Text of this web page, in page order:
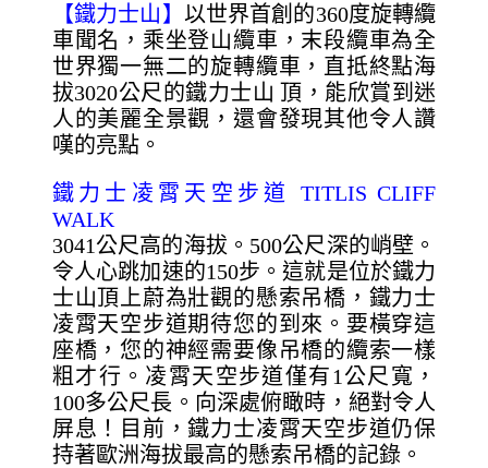
【鐵力士山】 以世界首創的360度旋轉纜
車聞名，乘坐登山纜車，末段纜車為全
世界獨一無二的旋轉纜車，直抵終點海
拔3020公尺的鐵力士山 頂，能欣賞到迷
人的美麗全景觀，還會發現其他令人讚
嘆的亮點。
鐵力士凌霄天空步道 TITLIS CLIFF
WALK
3041公尺高的海拔。500公尺深的峭壁。
令人心跳加速的150步。這就是位於鐵力
士山頂上蔚為壯觀的懸索吊橋，鐵力士
凌霄天空步道期待您的到來。要橫穿這
座橋，您的神經需要像吊橋的纜索一樣
粗才行。凌霄天空步道僅有1公尺寬，
100多公尺長。向深處俯瞰時，絕對令人
屏息！目前，鐵力士凌霄天空步道仍保
持著歐洲海拔最高的懸索吊橋的記錄。